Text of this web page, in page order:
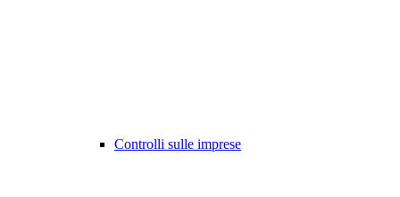
Controlli sulle imprese